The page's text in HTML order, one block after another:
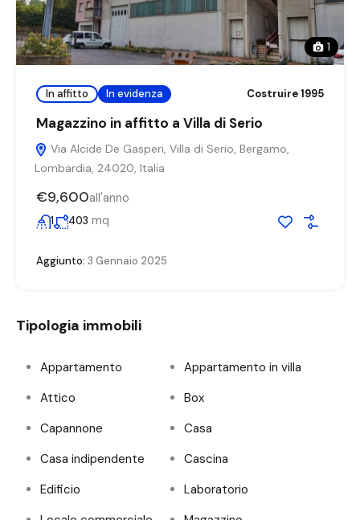
1
In affitto In evidenza Costruire 1995
Magazzino in affitto a Villa di Serio
Via Alcide De Gasperi, Villa di Serio, Bergamo,
Lombardia, 24020, Italia
€9,600all'anno
1 403 mq
Aggiunto: 3 Gennaio 2025
Tipologia immobili
Appartamento
Appartamento in villa
Attico
Box
Capannone
Casa
Casa indipendente
Cascina
Edificio
Laboratorio